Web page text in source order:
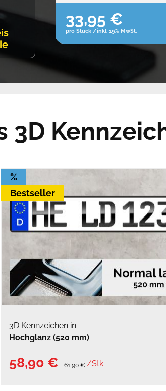
33,95 €
pro Stück /inkl. 19% MwSt.
3D
%
Bestseller
3D Kennzeichen in
Hochglanz (520 mm)
58,90 € 61,90 € /Stk.